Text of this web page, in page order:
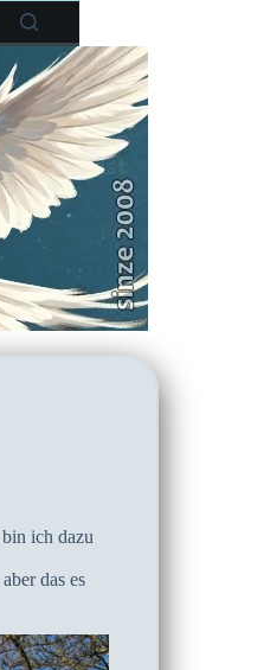
ich dazu
das es